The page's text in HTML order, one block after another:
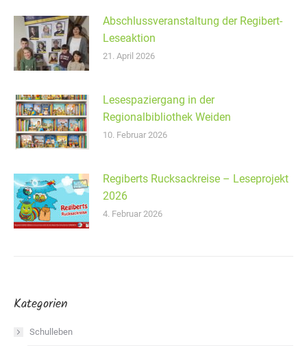
Abschlussveranstaltung der Regibert-
Leseaktion
21. April 2026
Lesespaziergang in der
Regionalbibliothek Weiden
10. Februar 2026
Regiberts Rucksackreise – Leseprojekt
2026
4. Februar 2026
Kategorien
Schulleben